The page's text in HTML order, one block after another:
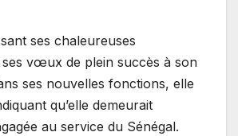
ses chaleureuses
vœux de plein succès à son
ses nouvelles fonctions, elle
qu’elle demeurait
au service du Sénégal.